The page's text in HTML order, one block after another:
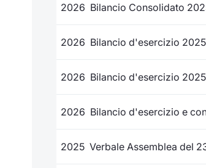
2026 Bilancio Consolidato
2026 Bilancio d'esercizio
2026 Bilancio d'esercizio
2026 Bilancio d'esercizio e
2025 Verbale Assemblea del